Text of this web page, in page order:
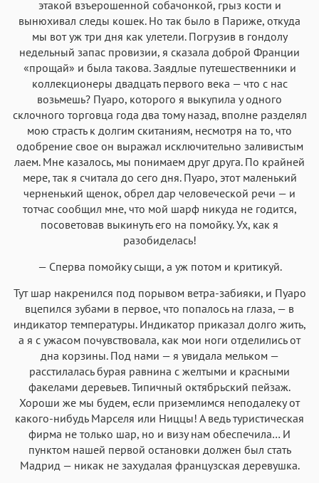
этакой взъерошенной собачонкой, грыз кости и
вынюхивал следы кошек. Но так было в Париже, откуда
мы вот уж три дня как улетели. Погрузив в гондолу
недельный запас провизии, я сказала доброй Франции
«прощай» и была такова. Заядлые путешественники и
коллекционеры двадцать первого века — что с нас
возьмешь? Пуаро, которого я выкупила у одного
склочного торговца года два тому назад, вполне разделял
мою страсть к долгим скитаниям, несмотря на то, что
одобрение свое он выражал исключительно заливистым
лаем. Мне казалось, мы понимаем друг друга. По крайней
мере, так я считала до сего дня. Пуаро, этот маленький
черненький щенок, обрел дар человеческой речи — и
тотчас сообщил мне, что мой шарф никуда не годится,
посоветовав выкинуть его на помойку. Ух, как я
разобиделась!
— Сперва помойку сыщи, а уж потом и критикуй.
Тут шар накренился под порывом ветра-забияки, и Пуаро
вцепился зубами в первое, что попалось на глаза, — в
индикатор температуры. Индикатор приказал долго жить,
а я с ужасом почувствовала, как мои ноги отделились от
дна корзины. Под нами — я увидала мельком —
расстилалась бурая равнина с желтыми и красными
факелами деревьев. Типичный октябрьский пейзаж.
Хороши же мы будем, если приземлимся неподалеку от
какого-нибудь Марселя или Ниццы! А ведь туристическая
фирма не только шар, но и визу нам обеспечила… И
пунктом нашей первой остановки должен был стать
Мадрид — никак не захудалая французская деревушка.